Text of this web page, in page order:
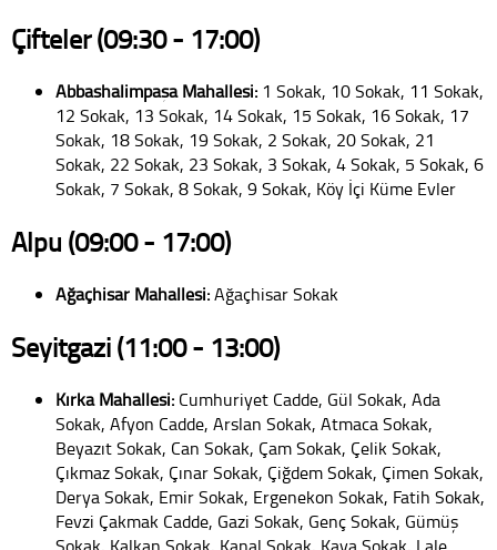
Çifteler (09:30 - 17:00)
Abbashalimpaşa Mahallesi: 1 Sokak, 10 Sokak, 11 Sokak,
12 Sokak, 13 Sokak, 14 Sokak, 15 Sokak, 16 Sokak, 17
Sokak, 18 Sokak, 19 Sokak, 2 Sokak, 20 Sokak, 21
Sokak, 22 Sokak, 23 Sokak, 3 Sokak, 4 Sokak, 5 Sokak, 6
Sokak, 7 Sokak, 8 Sokak, 9 Sokak, Köy İçi Küme Evler
Alpu (09:00 - 17:00)
Ağaçhisar Mahallesi:Ağaçhisar Sokak
Seyitgazi (11:00 - 13:00)
Kırka Mahallesi: Cumhuriyet Cadde, Gül Sokak, Ada
Sokak, Afyon Cadde, Arslan Sokak, Atmaca Sokak,
Beyazıt Sokak, Can Sokak, Çam Sokak, Çelik Sokak,
Çıkmaz Sokak, Çınar Sokak, Çiğdem Sokak, Çimen Sokak,
Derya Sokak, Emir Sokak, Ergenekon Sokak, Fatih Sokak,
Fevzi Çakmak Cadde, Gazi Sokak, Genç Sokak, Gümüş